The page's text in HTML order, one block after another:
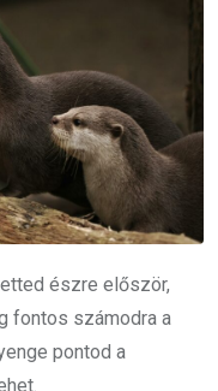
észre először,
fontos számodra a
pontod a